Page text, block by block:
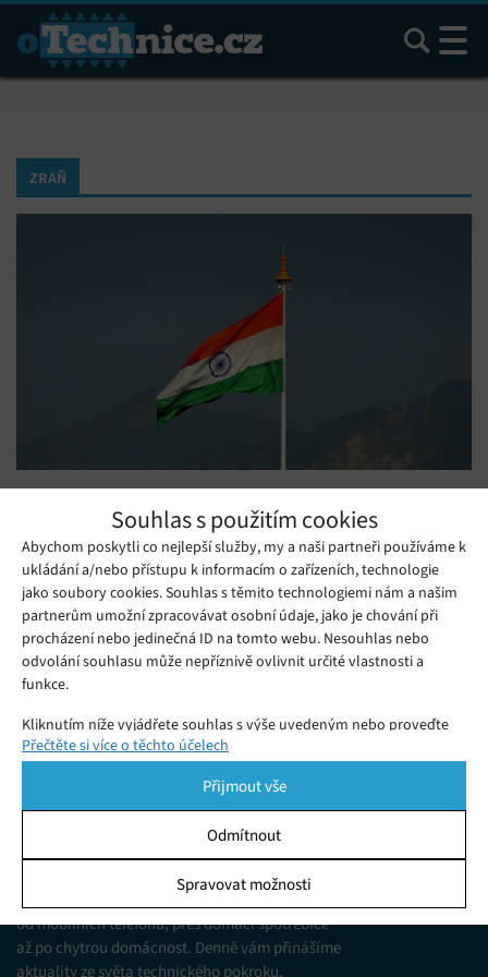
Souhlas s použitím cookies
Abychom poskytli co nejlepší služby, my a naši partneři používáme k
ukládání a/nebo přístupu k informacím o zařízeních, technologie
jako soubory cookies. Souhlas s těmito technologiemi nám a našim
partnerům umožní zpracovávat osobní údaje, jako je chování při
procházení nebo jedinečná ID na tomto webu. Nesouhlas nebo
odvolání souhlasu může nepříznivě ovlivnit určité vlastnosti a
funkce.
Kliknutím níže vyjádřete souhlas s výše uvedeným nebo proveďte
podrobnější rozhodnutí. Vaše volby budou použity pouze na tomto
pomocí přepínačů v Zásadách cookies nebo kliknutím na tlačítko
Spravovat souhlas ve spodní části obrazovky.
Ukládání a/nebo přístup k informacím v zařízení, Porozumění
publiku prostřednictvím statistik nebo kombinací údajů z
různých zdrojů.
Přečtěte si více o těchto účelech
Přijmout vše
Odmítnout
Spravovat možnosti
Hledat
ZRAŇ
oběžné dráhy, vstoupila tak do klubu
vesmírných supervelmocí
Středa 27. 03. 2019 Redakce
Spolu s novou kapitolou dobývání vesmíru,kterou můžeme
sledovat v posledních letech a také s rostoucím počtem
umělých satelitů na oběžné dráze Země se opět otevřela
otázka tzv. Space Wars, neboli vesmírných válek.
Jsme web zajímající se o technologické novinky
od mobilních telefonů, přes domácí spotřebiče
až po chytrou domácnost. Denně vám přinášíme
aktuality ze světa technického pokroku,